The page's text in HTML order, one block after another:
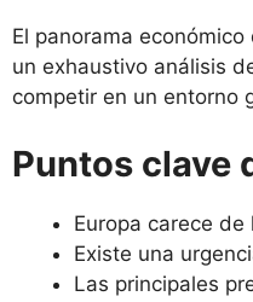
El panorama económico
un exhaustivo análisis
competir en un entorno
Puntos clave
Europa carece
Existe una
Las principales